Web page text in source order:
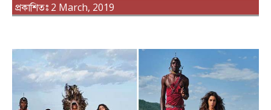
প্রকাশিতঃ 2 March, 2019